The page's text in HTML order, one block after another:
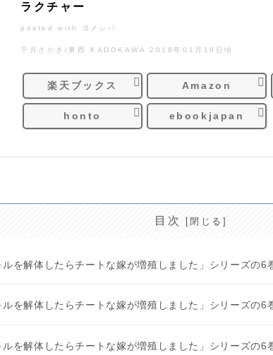
ラクチャー
posted with ヨメレバ
千月さかき/東西 KADOKAWA 2018年01月10日頃
楽天ブックス Amazon
honto ebookjapan
目次
ルを解体したらチートな嫁が増殖しました」シリーズの6
ルを解体したらチートな嫁が増殖しました」シリーズの6
ルを解体したらチートな嫁が増殖しました」シリーズの6